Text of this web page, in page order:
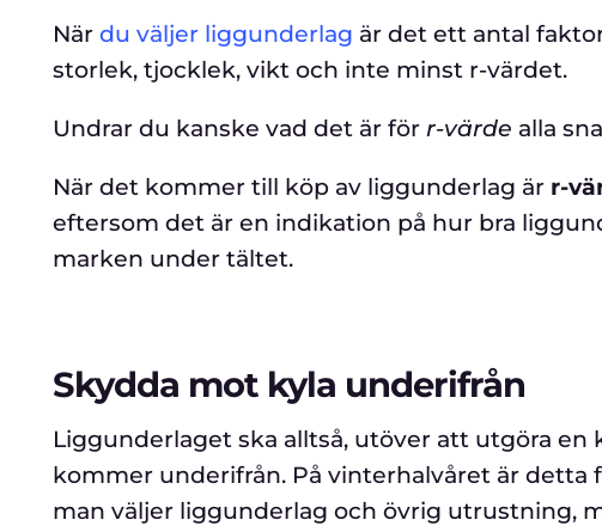
När du väljer liggunderlag är det ett antal
storlek, tjocklek, vikt och inte minst r-värdet.
Undrar du kanske vad det är för r-värde alla
När det kommer till köp av liggunderlag är r-
eftersom det är en indikation på hur bra
marken under tältet.
Skydda mot kyla underifrån
Liggunderlaget ska alltså, utöver att utgöra
kommer underifrån. På vinterhalvåret är
man väljer liggunderlag och övrig utrustning,